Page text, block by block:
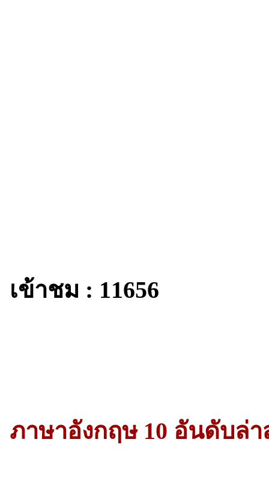
เข้าชม : 11656
ภาษาอังกฤษ 10 อันดับล่